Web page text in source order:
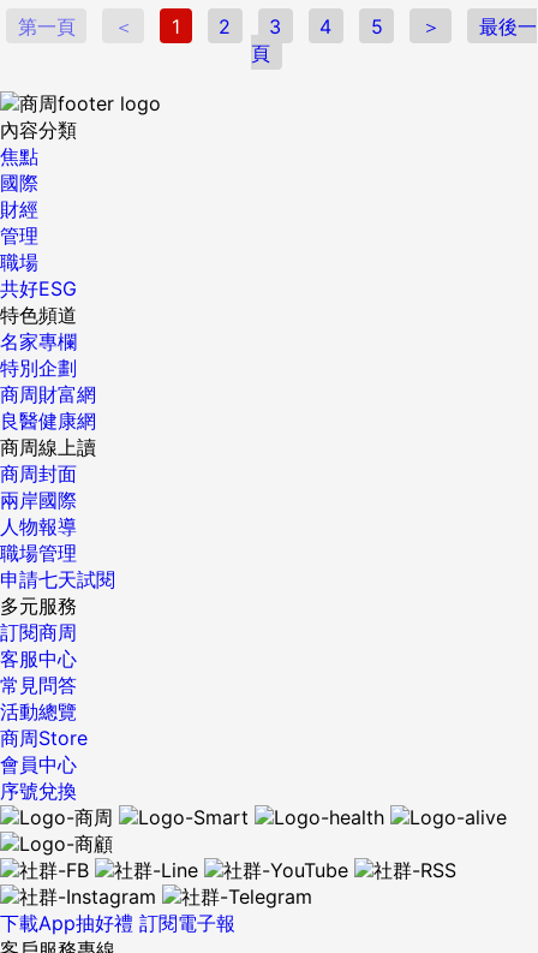
小養成閱讀和旅行的習慣」 閱讀的最大功用是培養「獨立自主
的精神世界」，有此內心世界，無論在人生任何階段都較清楚
為何而戰，而不會總在隨波逐流，渾渾噩噩中消磨生命。看什
麼主題的書不是重點，只要能啟發思想就好，但不能用網路取
代深度閱讀。有閱讀習慣的好處在年輕時較看不出來，中年後
對生活品質的影響越發明顯。 旅行的功用和閱讀相近，同樣可
以擴大視野、學習新知，另外它還很好玩，尤其時間多的退休
人士喜歡到處遊山玩水。但如果注意觀察經常趴趴走的銀髮族
群，會發現他們大都年輕時就經常旅行，這點和閱讀也很像，
兩者都是一種習慣，養成後終生相隨，反之，如果年輕時不練
習，老來很難開始。 「善加利用gap year，到國外度假打工」
第一次聽聞Gap Year這個名詞，我已不年輕，很可惜，因為這
個想法太棒了，從人生一個階段進入下一個階段前，給自己一
個暫時從慣性生活中脫離的機會，經由當志工、旅行，或學一
門技術，接觸陌生環境，檢視人生方向。我認為它帶給人最大
的學習不是新知識，而是真正為自己的人生負責。 現代年輕人
有比以前更多出國度假打工的機會，有人說在國外餐廳或屠宰
廠工作對往後事業沒幫助，浪費時間，我卻舉雙手雙腳贊成，
原因是不管目的為賺第一桶金，或旅遊開眼界，甚至只為逃離
家庭束縛，只要有勇氣走出舒適圈，都能從適應陌生，克服困
難過程中，學到一生受用的生活技能。 「不要因為『時間到
了』而結婚生子」 多數人都會結婚生子，但有多少人真正問過
自己為何要做這件事？事實是，家庭之於人生是把雙刃劍，和
諧的婚姻生活、良好的親子關係，賦予人們生命的意義和打拼
的動力，問題家庭則可能是悲慘生活的主要苦痛來源，家庭生
活好或不好，無關運氣，取決於當事人是否成熟思考。 如果心
中有疑惑，最好不要在親友催促或社會眼光下，倉促成家或生
小孩，人生是自己的，即使父母也只能從旁幫點忙，不能代替
度過，如果日後出問題，別人更無法一起承擔後果。這不是鼓
勵單身，我認為家庭對人生有極大正面意義，只是成本很高，
做決定前務必想清楚，否則寧晚勿早，寧缺勿濫。 以上與還在
人生上半場的年輕朋友們分享，明知該做的事，不要等到幾歲
以後才做，因為快樂生活不是天上掉下來的，而是好習慣長期
累積來的，共勉之！ ...
第一頁 ＜ 1 2 3 4 5 ＞
最後一
頁
內容分類
焦點
國際
財經
管理
職場
共好ESG
特色頻道
名家專欄
特別企劃
商周財富網
良醫健康網
商周線上讀
商周封面
兩岸國際
人物報導
職場管理
申請七天試閱
多元服務
訂閱商周
客服中心
常見問答
活動總覽
商周Store
會員中心
序號兌換
下載App抽好禮 訂閱電子報